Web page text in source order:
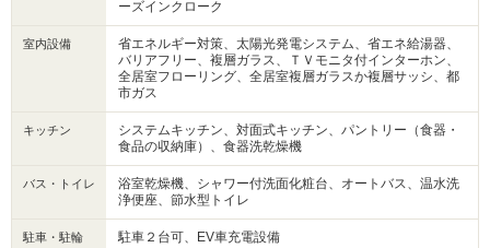
ーズインクローク
室内設備
省エネルギー対策、太陽光発電システム、省エネ給湯器、
バリアフリー、複層ガラス、ＴＶモニタ付インターホン、
全居室フローリング、全居室複層ガラスか複層サッシ、都
市ガス
キッチン
システムキッチン、対面式キッチン、パントリー（食器・
食品の収納庫）、食器洗乾燥機
バス・トイレ
浴室乾燥機、シャワー付洗面化粧台、オートバス、温水洗
浄便座、節水型トイレ
駐車・駐輪 駐車２台可、EV車充電設備